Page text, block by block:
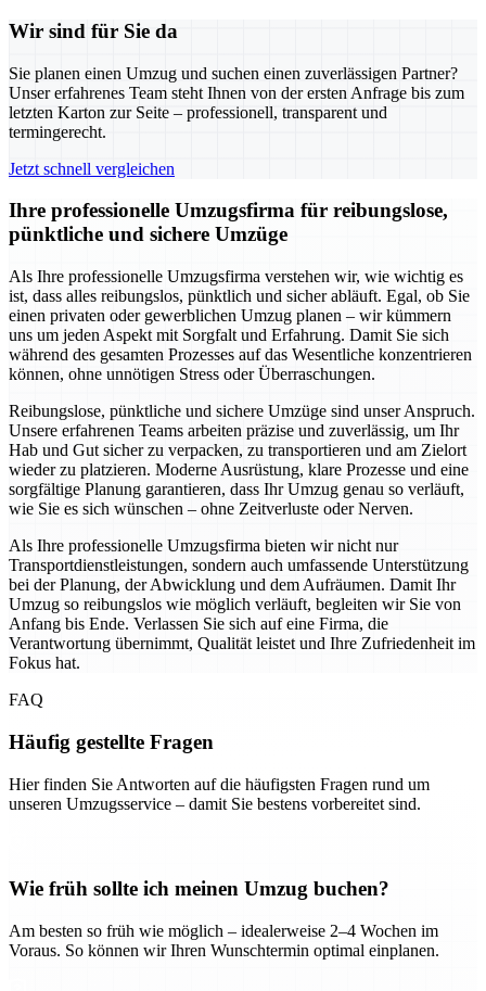
Wir sind für Sie da
Sie planen einen Umzug und suchen einen zuverlässigen Partner?
Unser erfahrenes Team steht Ihnen von der ersten Anfrage bis zum
letzten Karton zur Seite – professionell, transparent und
termingerecht.
Jetzt schnell vergleichen
Ihre professionelle Umzugsfirma für reibungslose,
pünktliche und sichere Umzüge
Als Ihre professionelle Umzugsfirma verstehen wir, wie wichtig es
ist, dass alles reibungslos, pünktlich und sicher abläuft. Egal, ob Sie
einen privaten oder gewerblichen Umzug planen – wir kümmern
uns um jeden Aspekt mit Sorgfalt und Erfahrung. Damit Sie sich
während des gesamten Prozesses auf das Wesentliche konzentrieren
können, ohne unnötigen Stress oder Überraschungen.
Reibungslose, pünktliche und sichere Umzüge sind unser Anspruch.
Unsere erfahrenen Teams arbeiten präzise und zuverlässig, um Ihr
Hab und Gut sicher zu verpacken, zu transportieren und am Zielort
wieder zu platzieren. Moderne Ausrüstung, klare Prozesse und eine
sorgfältige Planung garantieren, dass Ihr Umzug genau so verläuft,
wie Sie es sich wünschen – ohne Zeitverluste oder Nerven.
Als Ihre professionelle Umzugsfirma bieten wir nicht nur
Transportdienstleistungen, sondern auch umfassende Unterstützung
bei der Planung, der Abwicklung und dem Aufräumen. Damit Ihr
Umzug so reibungslos wie möglich verläuft, begleiten wir Sie von
Anfang bis Ende. Verlassen Sie sich auf eine Firma, die
Verantwortung übernimmt, Qualität leistet und Ihre Zufriedenheit im
Fokus hat.
FAQ
Häufig gestellte Fragen
Hier finden Sie Antworten auf die häufigsten Fragen rund um
unseren Umzugsservice – damit Sie bestens vorbereitet sind.
Wie früh sollte ich meinen Umzug buchen?
Am besten so früh wie möglich – idealerweise 2–4 Wochen im
Voraus. So können wir Ihren Wunschtermin optimal einplanen.